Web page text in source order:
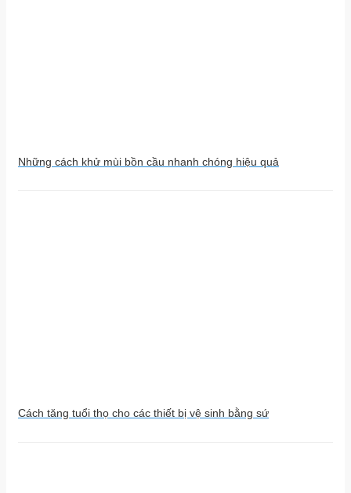
Những cách khử mùi bồn cầu nhanh chóng hiệu quả
Cách tăng tuổi thọ cho các thiết bị vệ sinh bằng sứ